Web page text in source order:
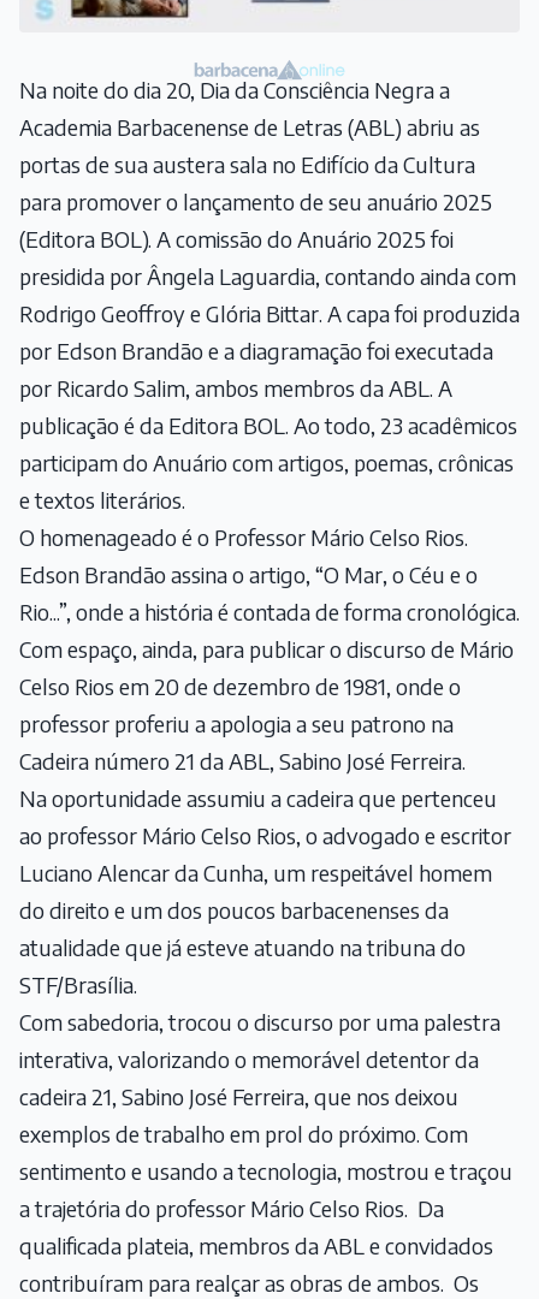
Na noite do dia 20, Dia da Consciência Negra a
Academia Barbacenense de Letras (ABL) abriu as
portas de sua austera sala no Edifício da Cultura
para promover o lançamento de seu anuário 2025
(Editora BOL). A comissão do Anuário 2025 foi
presidida por Ângela Laguardia, contando ainda com
Rodrigo Geoffroy e Glória Bittar. A capa foi produzida
por Edson Brandão e a diagramação foi executada
por Ricardo Salim, ambos membros da ABL. A
publicação é da Editora BOL. Ao todo, 23 acadêmicos
participam do Anuário com artigos, poemas, crônicas
e textos literários.
O homenageado é o Professor Mário Celso Rios.
Edson Brandão assina o artigo, “O Mar, o Céu e o
Rio...”, onde a história é contada de forma cronológica.
Com espaço, ainda, para publicar o discurso de Mário
Celso Rios em 20 de dezembro de 1981, onde o
professor proferiu a apologia a seu patrono na
Cadeira número 21 da ABL, Sabino José Ferreira.
Na oportunidade assumiu a cadeira que pertenceu
ao professor Mário Celso Rios, o advogado e escritor
Luciano Alencar da Cunha, um respeitável homem
do direito e um dos poucos barbacenenses da
atualidade que já esteve atuando na tribuna do
STF/Brasília.
Com sabedoria, trocou o discurso por uma palestra
interativa, valorizando o memorável detentor da
cadeira 21, Sabino José Ferreira, que nos deixou
exemplos de trabalho em prol do próximo. Com
sentimento e usando a tecnologia, mostrou e traçou
a trajetória do professor Mário Celso Rios. Da
qualificada plateia, membros da ABL e convidados
contribuíram para realçar as obras de ambos. Os